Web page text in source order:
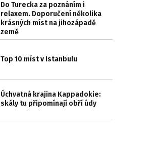
Do Turecka za poznáním i
relaxem. Doporučení několika
krásných míst na jihozápadě
země
Top 10 míst v Istanbulu
Úchvatná krajina Kappadokie:
skály tu připomínají obří údy